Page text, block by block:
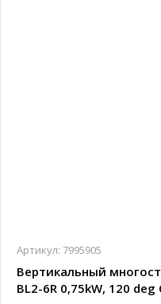
Артикул: 7995905
Вертикальный
BL2-6R 0,75kW, 120 deg